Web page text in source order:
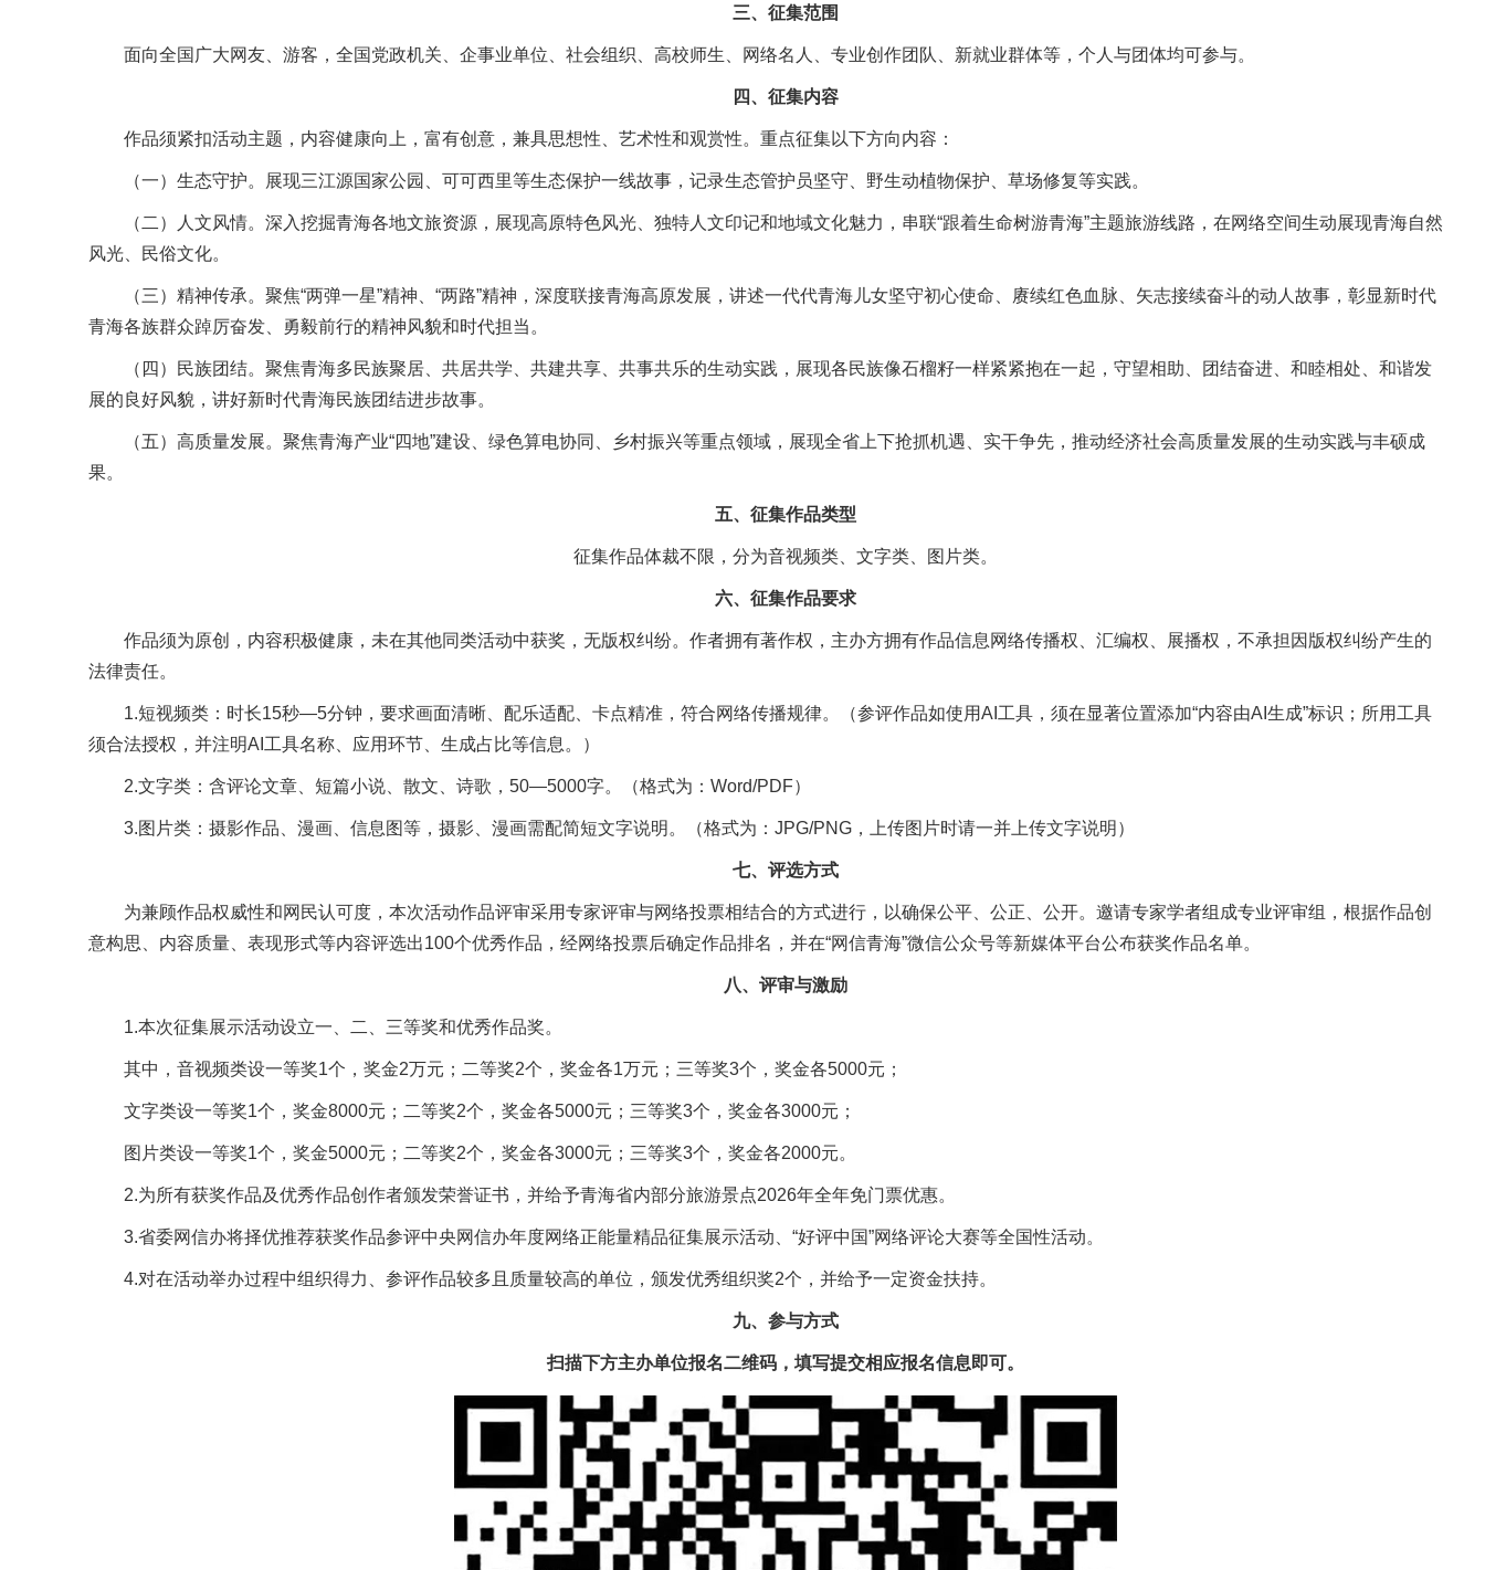
三、征集范围
面向全国广大网友、游客，全国党政机关、企事业单位、社会组织、高校师生、网络名人、专业创作团队、新就业群体等，个人与团体均可参与。
四、征集内容
作品须紧扣活动主题，内容健康向上，富有创意，兼具思想性、艺术性和观赏性。重点征集以下方向内容：
（一）生态守护。展现三江源国家公园、可可西里等生态保护一线故事，记录生态管护员坚守、野生动植物保护、草场修复等实践。
（二）人文风情。深入挖掘青海各地文旅资源，展现高原特色风光、独特人文印记和地域文化魅力，串联“跟着生命树游青海”主题旅游线路，在网络空间生动展现青海自然
风光、民俗文化。
（三）精神传承。聚焦“两弹一星”精神、“两路”精神，深度联接青海高原发展，讲述一代代青海儿女坚守初心使命、赓续红色血脉、矢志接续奋斗的动人故事，彰显新时代
青海各族群众踔厉奋发、勇毅前行的精神风貌和时代担当。
（四）民族团结。聚焦青海多民族聚居、共居共学、共建共享、共事共乐的生动实践，展现各民族像石榴籽一样紧紧抱在一起，守望相助、团结奋进、和睦相处、和谐发
展的良好风貌，讲好新时代青海民族团结进步故事。
（五）高质量发展。聚焦青海产业“四地”建设、绿色算电协同、乡村振兴等重点领域，展现全省上下抢抓机遇、实干争先，推动经济社会高质量发展的生动实践与丰硕成
果。
五、征集作品类型
征集作品体裁不限，分为音视频类、文字类、图片类。
六、征集作品要求
作品须为原创，内容积极健康，未在其他同类活动中获奖，无版权纠纷。作者拥有著作权，主办方拥有作品信息网络传播权、汇编权、展播权，不承担因版权纠纷产生的
法律责任。
1.短视频类：时长15秒—5分钟，要求画面清晰、配乐适配、卡点精准，符合网络传播规律。（参评作品如使用AI工具，须在显著位置添加“内容由AI生成”标识；所用工具
须合法授权，并注明AI工具名称、应用环节、生成占比等信息。）
2.文字类：含评论文章、短篇小说、散文、诗歌，50—5000字。（格式为：Word/PDF）
3.图片类：摄影作品、漫画、信息图等，摄影、漫画需配简短文字说明。（格式为：JPG/PNG，上传图片时请一并上传文字说明）
七、评选方式
为兼顾作品权威性和网民认可度，本次活动作品评审采用专家评审与网络投票相结合的方式进行，以确保公平、公正、公开。邀请专家学者组成专业评审组，根据作品创
意构思、内容质量、表现形式等内容评选出100个优秀作品，经网络投票后确定作品排名，并在“网信青海”微信公众号等新媒体平台公布获奖作品名单。
八、评审与激励
1.本次征集展示活动设立一、二、三等奖和优秀作品奖。
其中，音视频类设一等奖1个，奖金2万元；二等奖2个，奖金各1万元；三等奖3个，奖金各5000元；
文字类设一等奖1个，奖金8000元；二等奖2个，奖金各5000元；三等奖3个，奖金各3000元；
图片类设一等奖1个，奖金5000元；二等奖2个，奖金各3000元；三等奖3个，奖金各2000元。
2.为所有获奖作品及优秀作品创作者颁发荣誉证书，并给予青海省内部分旅游景点2026年全年免门票优惠。
3.省委网信办将择优推荐获奖作品参评中央网信办年度网络正能量精品征集展示活动、“好评中国”网络评论大赛等全国性活动。
4.对在活动举办过程中组织得力、参评作品较多且质量较高的单位，颁发优秀组织奖2个，并给予一定资金扶持。
九、参与方式
扫描下方主办单位报名二维码，填写提交相应报名信息即可。